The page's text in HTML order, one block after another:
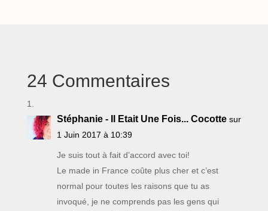
24 Commentaires
Stéphanie - Il Etait Une Fois... Cocotte sur
1 Juin 2017 à 10:39
Je suis tout à fait d’accord avec toi!
Le made in France coûte plus cher et c’est
normal pour toutes les raisons que tu as
invoqué, je ne comprends pas les gens qui